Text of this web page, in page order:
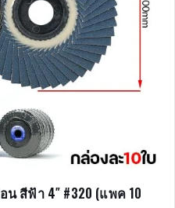
น สีฟ้า 4″ #320 (แพค 10